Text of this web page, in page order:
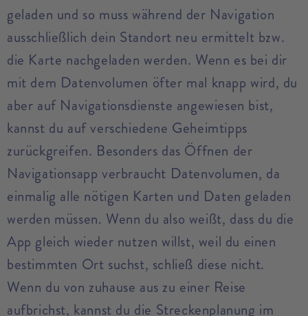
geladen und so muss während der Navigation
ausschließlich dein Standort neu ermittelt bzw.
die Karte nachgeladen werden. Wenn es bei dir
mit dem Datenvolumen öfter mal knapp wird, du
aber auf Navigationsdienste angewiesen bist,
kannst du auf verschiedene Geheimtipps
zurückgreifen. Besonders das Öffnen der
Navigationsapp verbraucht Datenvolumen, da
einmalig alle nötigen Karten und Daten geladen
werden müssen. Wenn du also weißt, dass du die
App gleich wieder nutzen willst, weil du einen
bestimmten Ort suchst, schließ diese nicht.
Wenn du von zuhause aus zu einer Reise
aufbrichst, kannst du die Streckenplanung im